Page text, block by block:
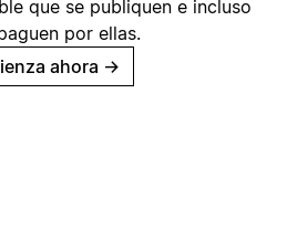
que se publiquen e incluso
por ellas.
ahora →